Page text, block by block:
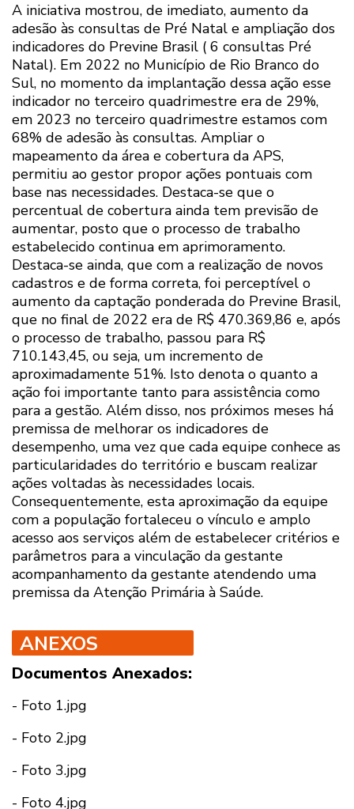
A iniciativa mostrou, de imediato, aumento da
adesão às consultas de Pré Natal e ampliação dos
indicadores do Previne Brasil ( 6 consultas Pré
Natal). Em 2022 no Município de Rio Branco do
Sul, no momento da implantação dessa ação esse
indicador no terceiro quadrimestre era de 29%,
em 2023 no terceiro quadrimestre estamos com
68% de adesão às consultas. Ampliar o
mapeamento da área e cobertura da APS,
permitiu ao gestor propor ações pontuais com
base nas necessidades. Destaca-se que o
percentual de cobertura ainda tem previsão de
aumentar, posto que o processo de trabalho
estabelecido continua em aprimoramento.
Destaca-se ainda, que com a realização de novos
cadastros e de forma correta, foi perceptível o
aumento da captação ponderada do Previne Brasil,
que no final de 2022 era de R$ 470.369,86 e, após
o processo de trabalho, passou para R$
710.143,45, ou seja, um incremento de
aproximadamente 51%. Isto denota o quanto a
ação foi importante tanto para assistência como
para a gestão. Além disso, nos próximos meses há
premissa de melhorar os indicadores de
desempenho, uma vez que cada equipe conhece as
particularidades do território e buscam realizar
ações voltadas às necessidades locais.
Consequentemente, esta aproximação da equipe
com a população fortaleceu o vínculo e amplo
acesso aos serviços além de estabelecer critérios e
parâmetros para a vinculação da gestante
acompanhamento da gestante atendendo uma
premissa da Atenção Primária à Saúde.
ANEXOS
Documentos Anexados:
- Foto 1.jpg
- Foto 2.jpg
- Foto 3.jpg
- Foto 4.jpg